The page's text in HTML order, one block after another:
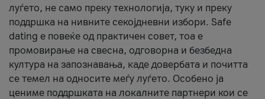
луѓето, не само преку технологија, туку и преку
поддршка на нивните секојдневни избори. Safe
dating е повеќе од практичен совет, тоа е
промовирање на свесна, одговорна и безбедна
култура на запознавања, каде довербата и почитта
се темел на односите меѓу луѓето. Особено ја
цениме поддршката на локалните партнери кои се